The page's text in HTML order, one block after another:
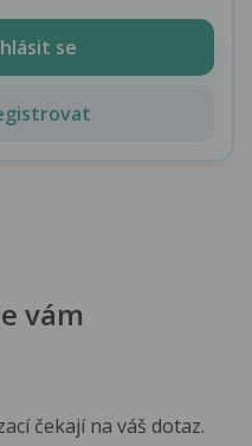
se
vám
čekají na váš dotaz.